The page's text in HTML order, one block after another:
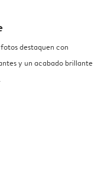
destaquen con
y un acabado brillante